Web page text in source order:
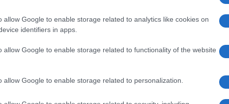
allow Google to enable storage related to analytics like cookies on
identifiers in apps.
allow Google to enable storage related to functionality of the website
allow Google to enable storage related to personalization.
οι εγκύκλιοι που δεν αναρτώνται
ιστοσελίδες των φορέων που τις
Newsκαι μάθετε πρώτοι όλες τις ειδήσεις